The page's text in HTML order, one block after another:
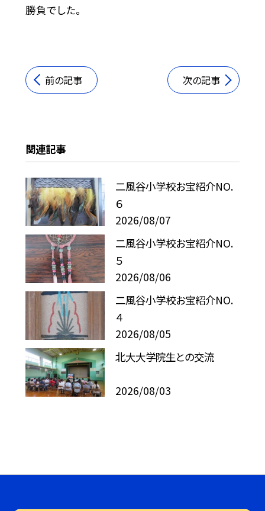
勝負でした。
前の記事 次の記事
関連記事
二風谷小学校お宝紹介NO.
６
2026/08/07
二風谷小学校お宝紹介NO.
５
2026/08/06
二風谷小学校お宝紹介NO.
４
2026/08/05
北大大学院生との交流
2026/08/03